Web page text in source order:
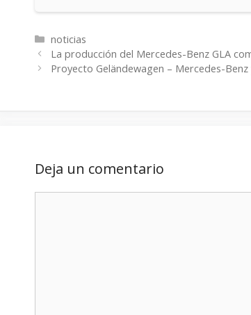
Categorías
noticias
La producción del Mercedes-Benz GLA
Proyecto Geländewagen – Mercedes-
Deja un comentario